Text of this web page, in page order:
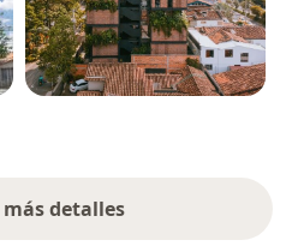
detalles
sobre la experiencia